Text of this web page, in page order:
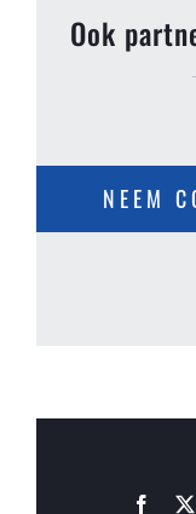
Ook
NEEM